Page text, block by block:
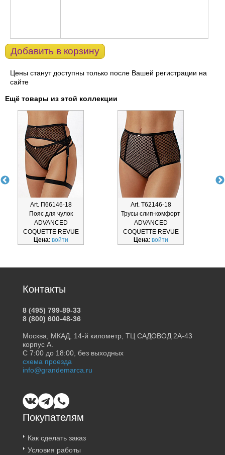
Добавить в корзину
Цены станут доступны только после Вашей регистрации на
сайте
Ещё товары из этой коллекции
Art. П66146-18
Пояс для чулок
ADVANCED
COQUETTE REVUE
П66146-18
Цена: войти
Art. Т62146-18
Трусы слип-комфорт
ADVANCED
COQUETTE REVUE
Т62146-18
Цена: войти
Покупателям
Как сделать заказ
Условия работы
Контакты
8 (495) 799-89-33
8 (800) 600-48-36
Москва, МКАД, 14-й километр, ТЦ САДОВОД 2А-43
корпус А.
С 7:00 до 18:00, без выходных
схема проезда
info@grandemarca.ru